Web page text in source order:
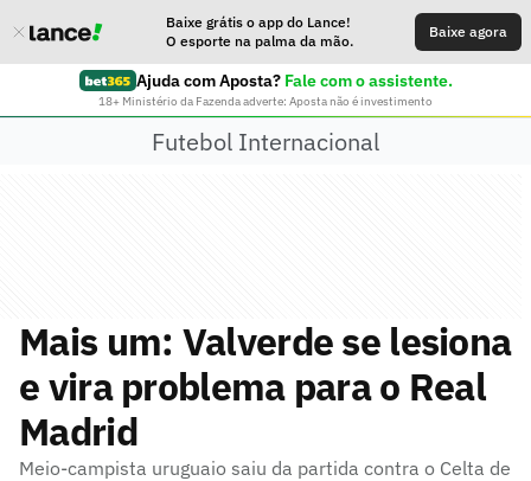
Baixe grátis o app do Lance!
O esporte na palma da mão.
Baixe agora
Ajuda com Aposta? Fale com o assistente.
18+ Ministério da Fazenda adverte: Aposta não é investimento
Futebol Internacional
Mais um: Valverde se lesiona
e vira problema para o Real
Madrid
Meio-campista uruguaio saiu da partida contra o Celta de